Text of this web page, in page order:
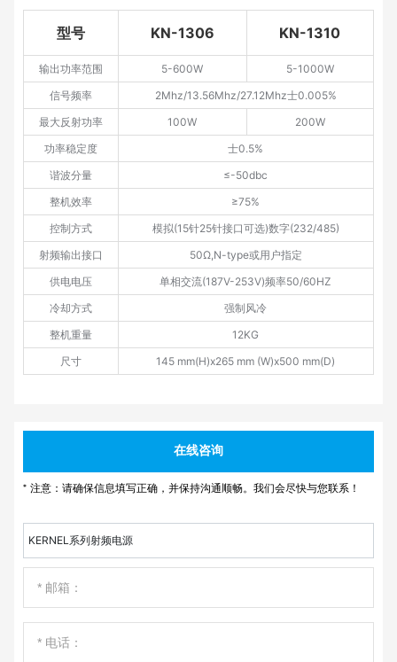
型号 KN-1306 KN-1310
输出功率范围 5-600W
5-1000W
信号频率
2Mhz/13.56Mhz/27.12Mhz士0.005%
最大反射功率
100W
200W
功率稳定度
士0.5%
谐波分量
≤-50dbc
整机效率
≥75%
控制方式
模拟(15针25针接口可选)数字(232/485)
射频输出接口
50Ω,N-type或用户指定
供电电压
单相交流(187V-253V)频率50/60HZ
冷却方式
强制风冷
整机重量
12KG
尺寸
145 mm(H)x265 mm (W)x500 mm(D)
在线咨询
* 注意：请确保信息填写正确，并保持沟通顺畅。我们会尽快与您联系！
KERNEL系列射频电源